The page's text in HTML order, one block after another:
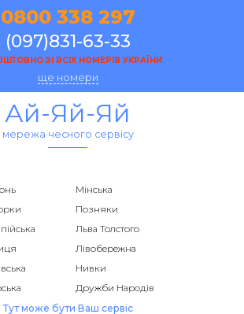
0800 338 297
(097)831-63-33
ЗІ ВСІХ НОМЕРІВ УКРАЇНИ
ще номери
Ай-Яй-Яй
мережа чесного сервісу
Мінська
Позняки
Льва Толстого
Лівобережна
Нивки
Дружби Народів
Тут може бути Ваш сервіс